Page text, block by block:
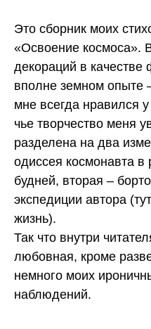
Это сборник моих
«Освоение космоса».
декораций в качестве
вполне земном опыте
мне всегда нравился
чье творчество меня
разделена на два
одиссея космонавта
будней, вторая –
экспедиции автора
жизнь).
Так что внутри
любовная, кроме
немного моих
наблюдений.